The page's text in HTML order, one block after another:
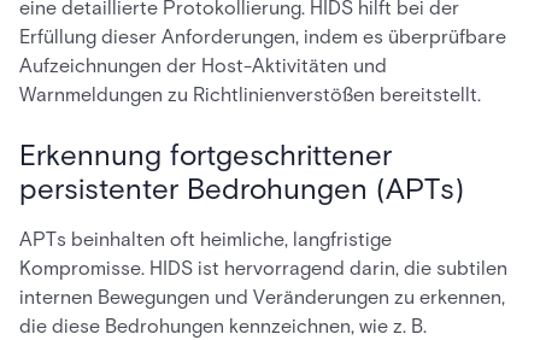
eine detaillierte Protokollierung. HIDS hilft bei der
Erfüllung dieser Anforderungen, indem es überprüfbare
Aufzeichnungen der Host-Aktivitäten und
Warnmeldungen zu Richtlinienverstößen bereitstellt.
Erkennung fortgeschrittener
persistenter Bedrohungen (APTs)
APTs beinhalten oft heimliche, langfristige
Kompromisse. HIDS ist hervorragend darin, die subtilen
internen Bewegungen und Veränderungen zu erkennen,
die diese Bedrohungen kennzeichnen, wie z. B.